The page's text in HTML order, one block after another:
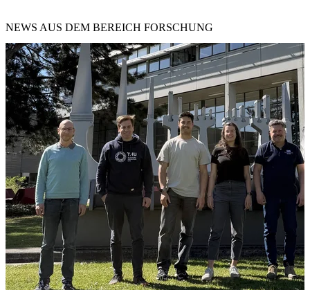
NEWS AUS DEM BEREICH FORSCHUNG